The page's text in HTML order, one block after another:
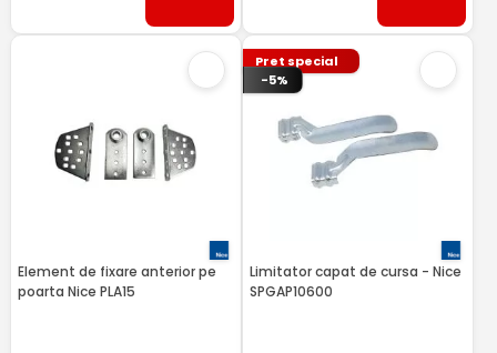
Element de fixare anterior pe
poarta Nice PLA15
Pret special
-5%
Limitator capat de cursa - Nice
SPGAP10600